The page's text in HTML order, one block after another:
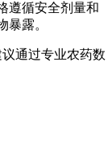
遵循安全剂量和
暴露。
通过专业农药数